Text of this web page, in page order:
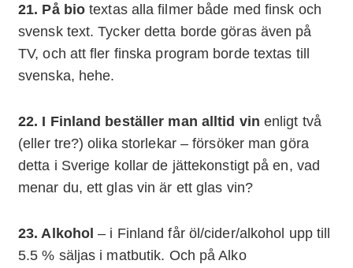
21. På bio textas alla filmer både med finsk och
svensk text. Tycker detta borde göras även på
TV, och att fler finska program borde textas till
svenska, hehe.
22. I Finland beställer man alltid vin enligt två
(eller tre?) olika storlekar – försöker man göra
detta i Sverige kollar de jättekonstigt på en, vad
menar du, ett glas vin är ett glas vin?
23. Alkohol – i Finland får öl/cider/alkohol upp till
5.5 % säljas i matbutik. Och på Alko